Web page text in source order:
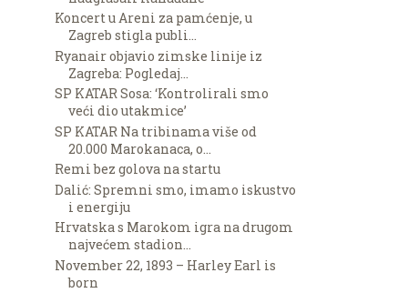
Koncert u Areni za pamćenje, u
Zagreb stigla publi...
Ryanair objavio zimske linije iz
Zagreba: Pogledaj...
SP KATAR Sosa: ‘Kontrolirali smo
veći dio utakmice’
SP KATAR Na tribinama više od
20.000 Marokanaca, o...
Remi bez golova na startu
Dalić: Spremni smo, imamo iskustvo
i energiju
Hrvatska s Marokom igra na drugom
najvećem stadion...
November 22, 1893 – Harley Earl is
born